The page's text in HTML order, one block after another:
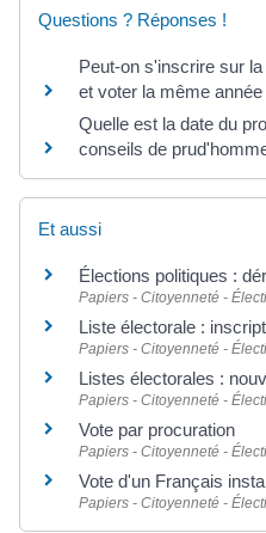
Questions ? Réponses !
Peut-on s'inscrire sur
et voter la même année
Quelle est la date du
conseils de
Et aussi
Élections politiques :
Papiers - Citoyenneté -
Liste électorale :
Papiers - Citoyenneté -
Listes électorales :
Papiers - Citoyenneté -
Vote par procuration
Papiers - Citoyenneté -
Vote d'un Français
Papiers - Citoyenneté -